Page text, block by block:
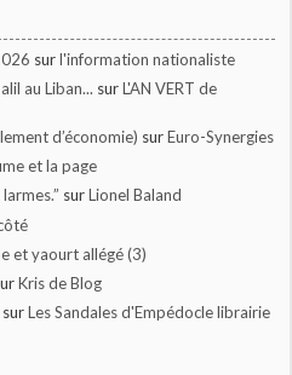
surl'information nationaliste
au Liban... surL'AN VERT de
d’économie) surEuro-Synergies
et la page
surLionel Baland
et yaourt allégé (3)
Kris de Blog
surLes Sandales d'Empédocle librairie